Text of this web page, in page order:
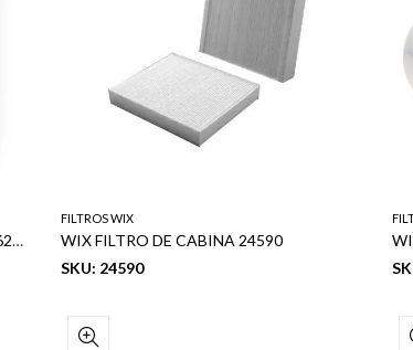
WIX FILTRO DE COMBUSTIBLE (F. P3627,P9457) 23303-56031
FILTROS WIX
WIX FILTRO DE CABINA 24590
SKU: 24590